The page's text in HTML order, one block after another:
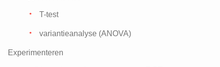
T-test
variantieanalyse (ANOVA)
Experimenteren